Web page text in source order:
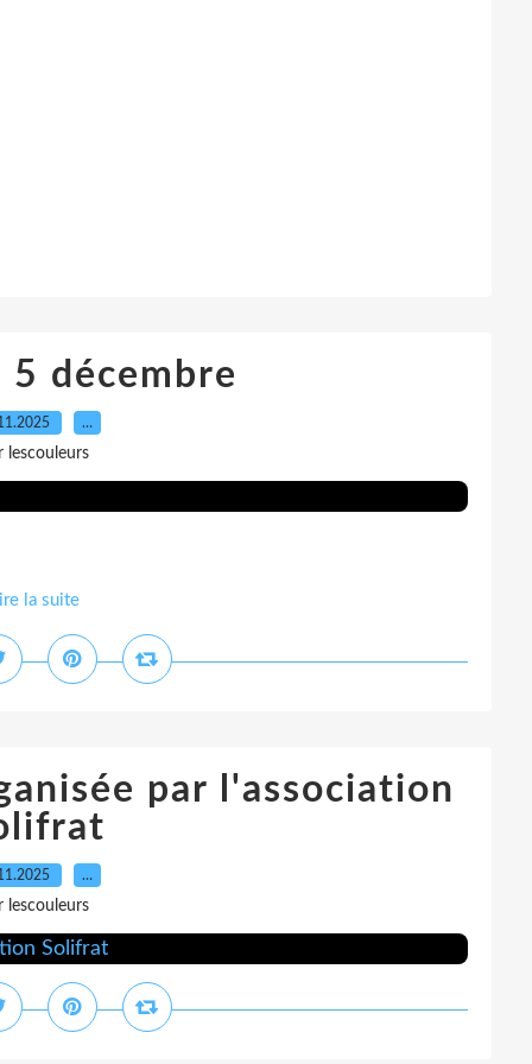
5 décembre
…
lescouleurs
la suite
par l'association
…
lescouleurs